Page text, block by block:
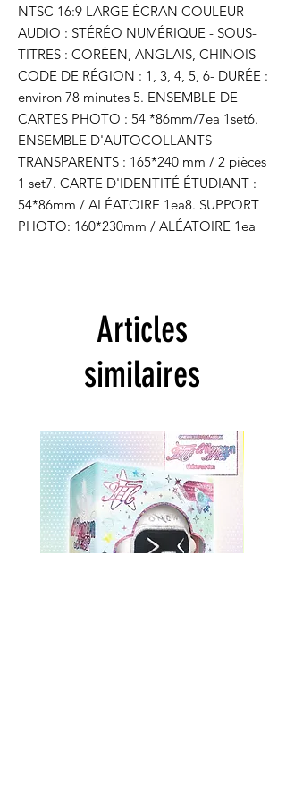
NTSC 16:9 LARGE ÉCRAN COULEUR -
AUDIO : STÉRÉO NUMÉRIQUE - SOUS-
TITRES : CORÉEN, ANGLAIS, CHINOIS -
CODE DE RÉGION : 1, 3, 4, 5, 6- DURÉE :
environ 78 minutes 5. ENSEMBLE DE
CARTES PHOTO : 54 *86mm/7ea 1set6.
ENSEMBLE D'AUTOCOLLANTS
TRANSPARENTS : 165*240 mm / 2 pièces
1 set7. CARTE D'IDENTITÉ ÉTUDIANT :
54*86mm / ALÉATOIRE 1ea8. SUPPORT
PHOTO: 160*230mm / ALÉATOIRE 1ea
Articles
similaires